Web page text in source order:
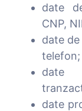
date
CNP,
date
telefon;
date
date